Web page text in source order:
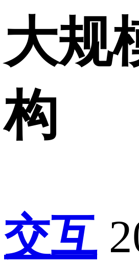
大规
构
交互